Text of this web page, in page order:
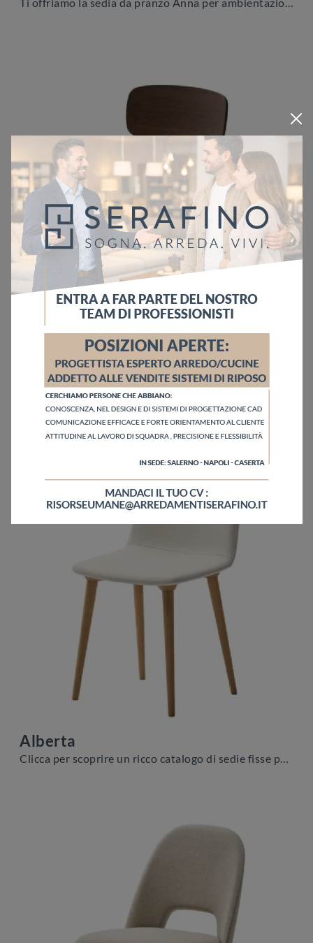
Alessia
Alberta
Clicca per scoprire un ricco catalogo di sedie fisse per stanze moderne: il modello Alberta di Veneta Cucine ti sta aspettando!